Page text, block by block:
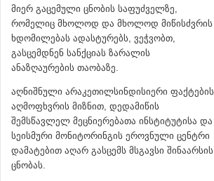
მიერ გაცემული ცნობის საფუძველზე,
რომელიც მხოლოდ და მხოლოდ მიწისძვრის
ხდომილებას ადასტურებს, ვეჭვობთ,
გასცემდნენ სანქციას ზარალის
ანაზღაურების თაობაზე.
აღნიშნული არაკეთილსინდისიერი ფაქტების
აღმოფხვრის მიზნით, დედამიწის
შემსწავლელ მეცნიერებათა ინსტიტუტისა და
სეისმური მონიტორინგის ეროვნული ცენტრი
დამატებით აღარ გასცემს მსგავსი შინაარსის
ცნობას.